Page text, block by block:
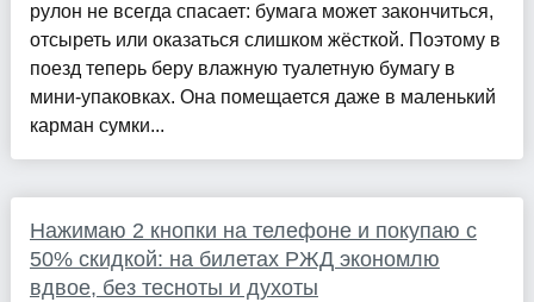
рулон не всегда спасает: бумага может закончиться,
отсыреть или оказаться слишком жёсткой. Поэтому в
поезд теперь беру влажную туалетную бумагу в
мини-упаковках. Она помещается даже в маленький
карман сумки...
Нажимаю 2 кнопки на телефоне и покупаю с
50% скидкой: на билетах РЖД экономлю
вдвое, без тесноты и духоты